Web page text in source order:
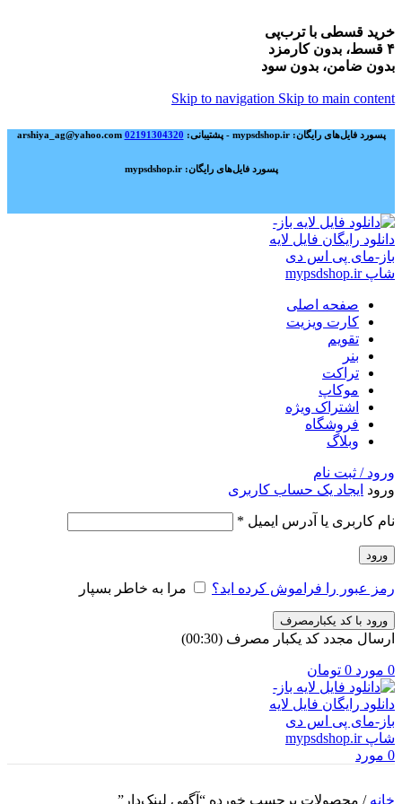
خرید قسطی با ترب‌پی
۴ قسط، بدون کارمزد
بدون ضامن، بدون سود
Skip to navigation Skip to main content
پسورد فایل‌های رایگان: mypsdshop.ir - پشتیبانی: arshiya_ag@yahoo.com 02191304320
پسورد فایل‌های رایگان: mypsdshop.ir
صفحه اصلی
کارت ویزیت
تقویم
بنر
تراکت
موکاپ
اشتراک ویژه
فروشگاه
وبلاگ
ورود / ثبت نام
ورود ایجاد یک حساب کاربری
نام کاربری یا آدرس ایمیل *
ورود
رمز عبور را فراموش کرده اید؟ مرا به خاطر بسپار
ورود با کد یکبارمصرف
ارسال مجدد کد یکبار مصرف (00:
30
)
0 مورد 0 تومان
0 مورد
خانه/ محصولات برچسب خورده “آگهی لینک‌دار”